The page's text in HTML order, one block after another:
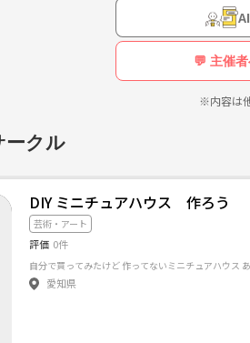
💬 主催
※内容は
ークル
DIY ミニチュアハウス 作ろう
芸術・アート
評価 0件
自分で買ってみたけど 作ってないミニチュアハウス
愛知県